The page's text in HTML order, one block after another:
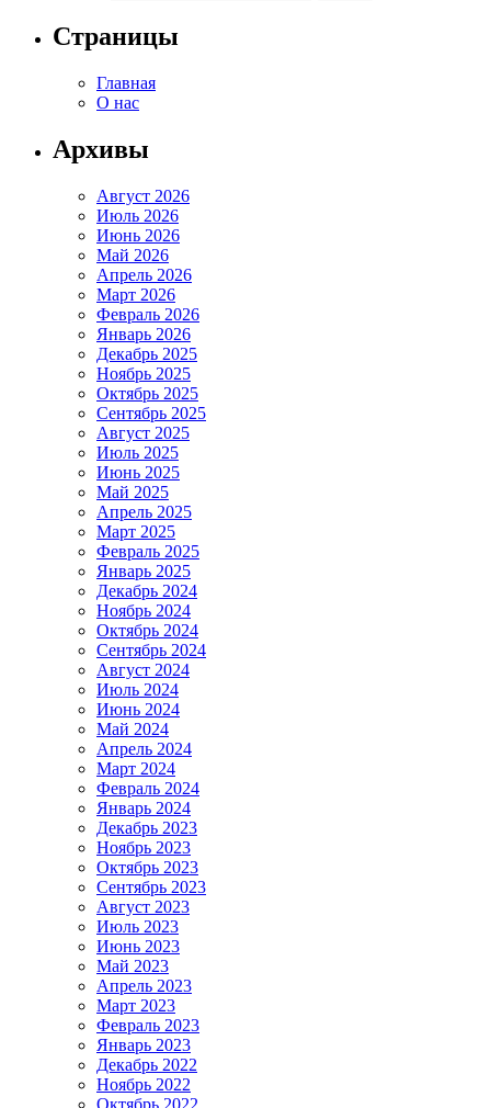
Страницы
Главная
О нас
Архивы
Август 2026
Июль 2026
Июнь 2026
Май 2026
Апрель 2026
Март 2026
Февраль 2026
Январь 2026
Декабрь 2025
Ноябрь 2025
Октябрь 2025
Сентябрь 2025
Август 2025
Июль 2025
Июнь 2025
Май 2025
Апрель 2025
Март 2025
Февраль 2025
Январь 2025
Декабрь 2024
Ноябрь 2024
Октябрь 2024
Сентябрь 2024
Август 2024
Июль 2024
Июнь 2024
Май 2024
Апрель 2024
Март 2024
Февраль 2024
Январь 2024
Декабрь 2023
Ноябрь 2023
Октябрь 2023
Сентябрь 2023
Август 2023
Июль 2023
Июнь 2023
Май 2023
Апрель 2023
Март 2023
Февраль 2023
Январь 2023
Декабрь 2022
Ноябрь 2022
Октябрь 2022